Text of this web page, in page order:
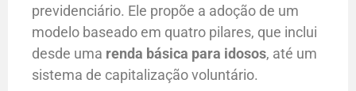
previdenciário. Ele propõe a adoção de um
modelo baseado em quatro pilares, que inclui
desde uma renda básica para idosos, até um
sistema de capitalização voluntário.